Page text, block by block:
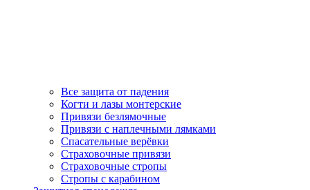
Все защита от падения
Когти и лазы монтерские
Привязи безлямочные
Привязи с наплечными лямками
Спасательные верёвки
Страховочные привязи
Страховочные стропы
Стропы с карабином